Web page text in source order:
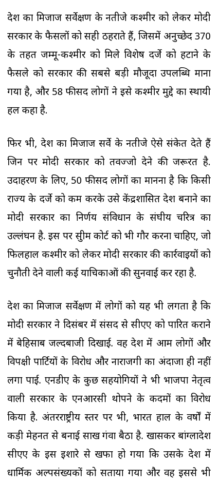
देश का मिजाज सर्वेक्षण के नतीजे कश्मीर को लेकर मोदी
सरकार के फैसलों को सही ठहराते हैं, जिसमें अनुच्छेद 370
के तहत जम्मू-कश्मीर को मिले विशेष दर्जे को हटाने के
फैसले को सरकार की सबसे बड़ी मौजूदा उपलब्धि माना
गया है, और 58 फीसद लोगों ने इसे कश्मीर मुद्दे का स्थायी
हल कहा है.
फिर भी, देश का मिजाज सर्वे के नतीजे ऐसे संकेत देते हैं
जिन पर मोदी सरकार को तवज्जो देने की जरूरत है.
उदाहरण के लिए, 50 फीसद लोगों का मानना है कि किसी
राज्य के दर्जे को कम करके उसे केंद्रशासित प्रदेश बनाने का
मोदी सरकार का निर्णय संविधान के संघीय चरित्र का
उल्लंघन है. इस पर सुप्रीम कोर्ट को भी गौर करना चाहिए, जो
फिलहाल कश्मीर को लेकर मोदी सरकार की कार्रवाइयों को
चुनौती देने वाली कई याचिकाओं की सुनवाई कर रहा है.
देश का मिजाज सर्वेक्षण में लोगों को यह भी लगता है कि
मोदी सरकार ने दिसंबर में संसद से सीएए को पारित कराने
में बेहिसाब जल्दबाजी दिखाई. वह देश में आम लोगों और
विपक्षी पार्टियों के विरोध और नाराजगी का अंदाजा ही नहीं
लगा पाई. एनडीए के कुछ सहयोगियों ने भी भाजपा नेतृत्व
वाली सरकार के एनआरसी थोपने के कदमों का विरोध
किया है. अंतरराष्ट्रीय स्तर पर भी, भारत हाल के वर्षों में
कड़ी मेहनत से बनाई साख गंवा बैठा है. खासकर बांग्लादेश
सीएए के इस इशारे से खफा हो गया कि उसके देश में
धार्मिक अल्पसंख्यकों को सताया गया और वह इससे भी